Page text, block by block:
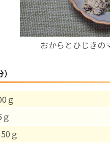
おからとひじきの
ｇ
ｇ
母乳
予防
‘さんルーム’ でさま
遠方にお住まいで当院で